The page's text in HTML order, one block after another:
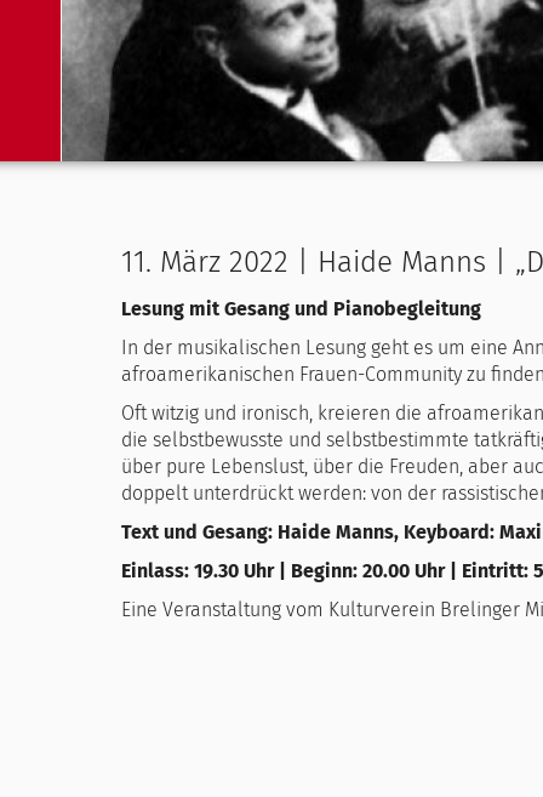
11. März 2022 | Haide Manns |
Lesung mit Gesang und Pianobegleitung
In der musikalischen Lesung geht es um eine
afroamerikanischen Frauen-Community zu
Oft witzig und ironisch, kreieren die
die selbstbewusste und selbstbestimmte
über pure Lebenslust, über die Freuden, aber
doppelt unterdrückt werden: von der
Text und Gesang: Haide Manns, Keyboard:
Einlass: 19.30 Uhr | Beginn: 20.00 Uhr | Eintritt:
Eine Veranstaltung vom Kulturverein Brelinger